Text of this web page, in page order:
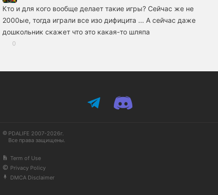
Кто и для кого вообще делает такие игры? Сейчас же не
2000ые, тогда играли все изо дифицита ... А сейчас даже
дошкольник скажет что это какая-то шляпа
0
PDALIFE 2007-2026г.
Все права защищены.
Term of Use
Privacy Policy
DMCA Disclaimer